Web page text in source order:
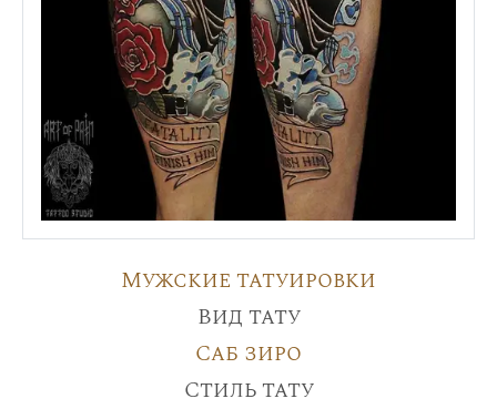
Мужские татуировки
Вид тату
Саб зиро
Стиль тату